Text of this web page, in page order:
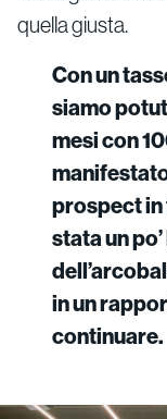
quella giusta.
Con un
siamo
mesi con
prospect in
stata un
in un
continuare.